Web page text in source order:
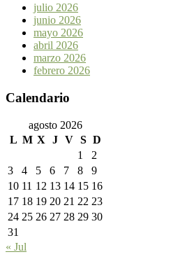
julio 2026
junio 2026
mayo 2026
abril 2026
marzo 2026
febrero 2026
Calendario
agosto 2026
L M X J V S D
1
2
3
4 5 6 7 8
9
10 11 12 13 14 15 16
17 18 19 20 21 22 23
24 25 26 27 28 29 30
31
« Jul